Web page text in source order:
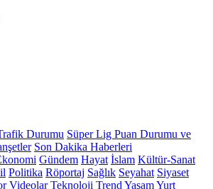
Durumu Süper Lig Puan Durumu ve
Son Dakika Haberleri
Gündem Hayat İslam Kültür-Sanat
Politika Röportaj Sağlık Seyahat Siyaset
Videolar Teknoloji Trend YaşamYurt